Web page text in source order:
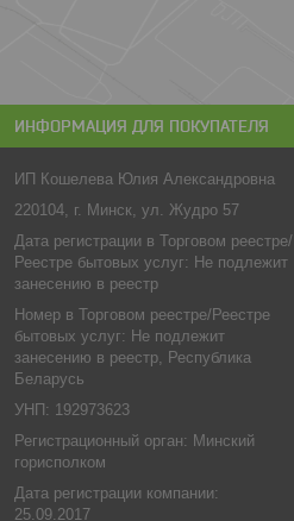
ИНФОРМАЦИЯ ДЛЯ ПОКУПАТЕЛЯ
ИП Кошелева Юлия Александровна
220104, г. Минск, ул. Жудро 57
Дата регистрации в Торговом реестре/
Реестре бытовых услуг: Не подлежит
занесению в реестр
Номер в Торговом реестре/Реестре
бытовых услуг: Не подлежит
занесению в реестр, Республика
Беларусь
УНП: 192973623
Регистрационный орган: Минский
горисполком
Дата регистрации компании:
25.09.2017